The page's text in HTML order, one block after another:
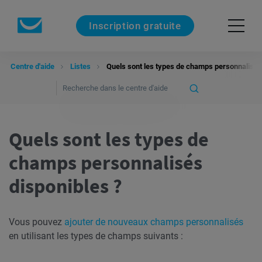
Inscription gratuite
Centre d'aide Listes Quels sont les types de champs
Quels sont les types de
champs personnalisés
disponibles ?
Vous pouvez ajouter de nouveaux champs personnalisés
en utilisant les types de champs suivants :